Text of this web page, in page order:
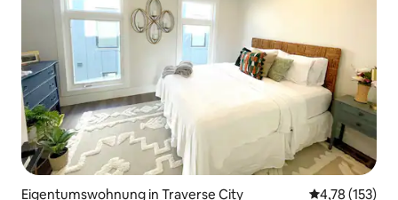
Eigentumswohnung in Traverse City
4,78 (153)